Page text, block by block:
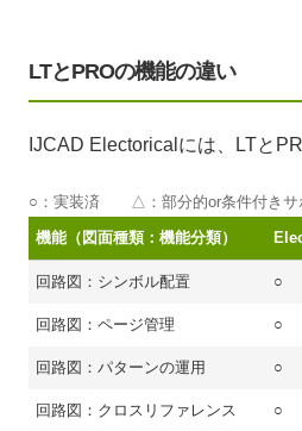
LTとPROの機能の違い
IJCAD Electoricalには、LTと
○：実装済 △：部分的or条件付き
機能（図面種類：機能分類）
回路図：シンボル配置 ○
回路図：ページ管理 ○
回路図：パターンの運用 ○
回路図：クロスリファレンス ○